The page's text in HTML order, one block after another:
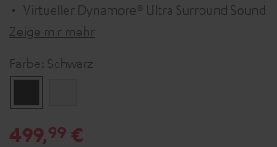
Virtueller Dynamore® Ultra Surround Sound
Zeige mir mehr
Farbe: Schwarz
499,99 €